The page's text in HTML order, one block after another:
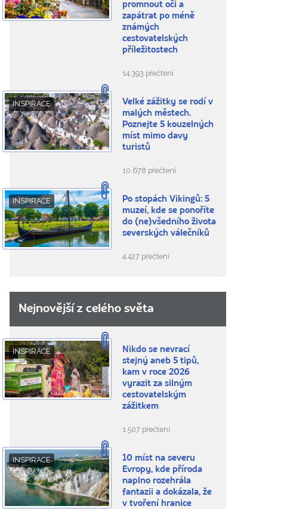
promnout oči a
zapátrat po méně
známých
cestovatelských
příležitostech
14.393 přečtení
INSPIRACE
Velké zážitky se rodí v
malých městech.
Poznejte 5 kouzelných
míst mimo davy
turistů
10.678 přečtení
INSPIRACE
Po stopách Vikingů: 5
muzeí, kde se ponoříte
do (ne)všedního života
severských válečníků
4.427 přečtení
Nejnovější z celého světa
INSPIRACE
Nikdo se nevrací
stejný aneb 5 tipů,
kam v roce 2026
vyrazit za silným
cestovatelským
zážitkem
1.507 přečtení
INSPIRACE
10 míst na severu
Evropy, kde příroda
naplno rozehrála
fantazii a dokázala, že
v tvoření hranice